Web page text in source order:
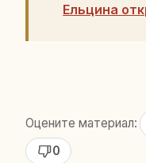
Ельцина
Оцените материал:
0